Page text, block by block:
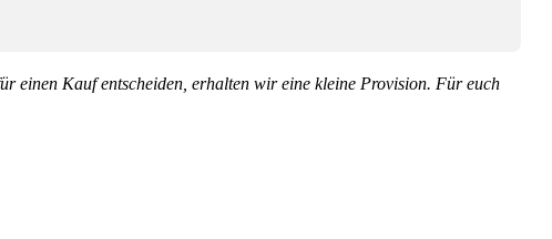
einen Kauf entscheiden, erhalten wir eine kleine Provision. Für euch